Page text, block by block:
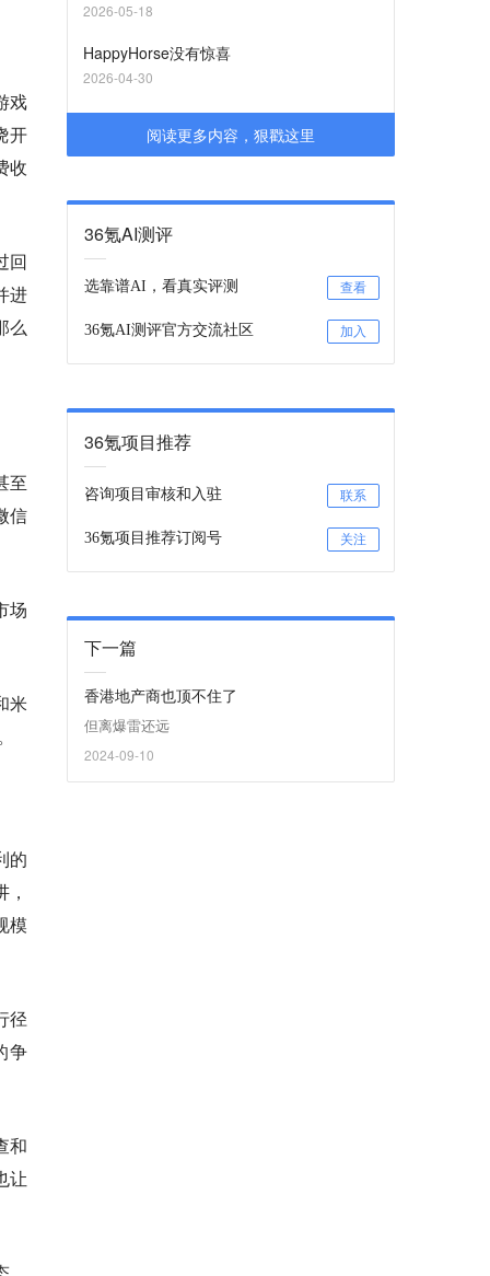
戏
开
收
回
进
么
至
信
场
米
的
模
径
争
和
让
2026-05-18
HappyHorse没有惊喜
2026-04-30
阅读更多内容，狠戳这里
36氪AI测评
选靠谱AI，看真实评测 查看
36氪AI测评官方交流社区 加入
36氪项目推荐
咨询项目审核和入驻 联系
36氪项目推荐订阅号 关注
下一篇
香港地产商也顶不住了
但离爆雷还远
2024-09-10